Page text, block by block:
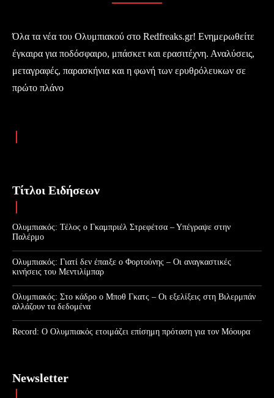
Όλα τα νέα του Ολυμπιακού στο Redfreaks.gr! Ενημερωθείτε
έγκαιρα για ποδόσφαιρο, μπάσκετ και ερασιτέχνη. Αναλύσεις,
μεταγραφές, παρασκήνια και η φωνή των ερυθρόλευκων σε
πρώτο πλάνο
Τίτλοι Ειδήσεων
Ολυμπιακός: Τέλος ο Γκαμπριέλ Στρεφέτσα – Υπέγραψε στην
Παλέρμο
Ολυμπιακός: Γιατί δεν έπαιξε ο Φορτούνης – Οι αναγκαστικές
κινήσεις του Μεντιλίμπαρ
Ολυμπιακός: Στο κάδρο ο Μποθ Γκατς – Οι εξελίξεις στη Βιλερμπάν
αλλάζουν τα δεδομένα
Record: Ο Ολυμπιακός ετοιμάζει επίσημη πρόταση για τον Μόουρα
Newsletter